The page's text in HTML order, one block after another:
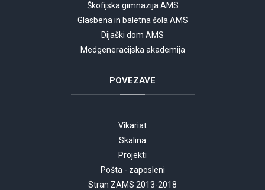
Škofijska gimnazija AMS
Glasbena in baletna šola AMS
Dijaški dom AMS
Medgeneracijska akademija
POVEZAVE
Vikariat
Skalina
Projekti
Pošta - zaposleni
Stran ZAMS 2013-2018